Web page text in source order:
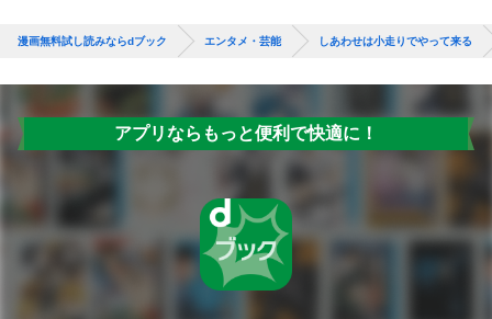
漫画無料試し読みならdブック エンタメ・芸能 しあわせは小走りでやって来る
アプリならもっと便利で快適に！